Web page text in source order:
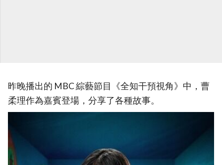
昨晚播出的 MBC 綜藝節目《全知干預視角》中，曹
柔理作為嘉賓登場，分享了各種故事。